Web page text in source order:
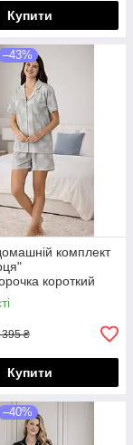
Купити
–43%
комплект
короткий
395 ₴
Купити
–40%